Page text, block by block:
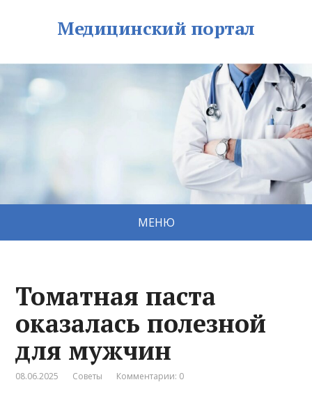
Медицинский портал
МЕНЮ
Томатная паста
оказалась полезной
для мужчин
08.06.2025 Советы Комментарии: 0